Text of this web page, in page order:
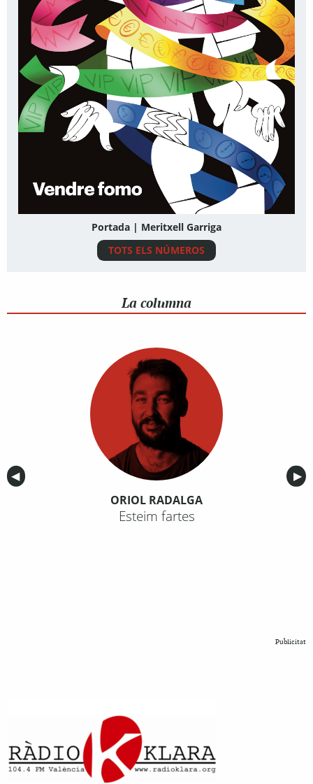
Portada | Meritxell Garriga
TOTS ELS NÚMEROS
La columna
Anterior
◀︎ ▶︎
ORIOL RADALGA
Esteim fartes
Publicitat